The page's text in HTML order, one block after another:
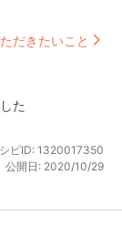
だきたいこと
た
ピID:1320017350
公開日: 2020/10/29